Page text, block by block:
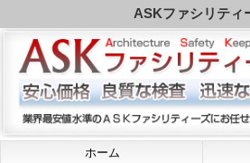
ASKファシリティ
ホーム